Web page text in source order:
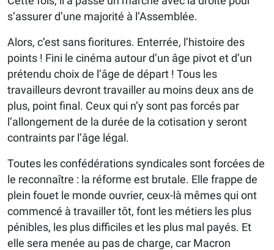
s’assurer d’une majorité à l’Assemblée.
Alors, c’est sans fioritures. Enterrée, l’histoire des
points ! Fini le cinéma autour d’un âge pivot et d’un
prétendu choix de l’âge de départ ! Tous les
travailleurs devront travailler au moins deux ans de
plus, point final. Ceux qui n’y sont pas forcés par
l’allongement de la durée de la cotisation y seront
contraints par l’âge légal.
Toutes les confédérations syndicales sont forcées de
le reconnaître : la réforme est brutale. Elle frappe de
plein fouet le monde ouvrier, ceux-là mêmes qui ont
commencé à travailler tôt, font les métiers les plus
pénibles, les plus difficiles et les plus mal payés. Et
elle sera menée au pas de charge, car Macron